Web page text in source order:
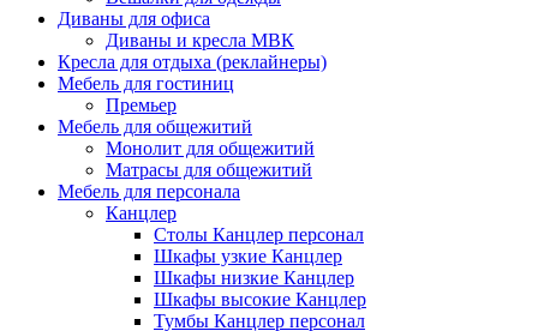
Диваны для офиса
Диваны и кресла МВК
Кресла для отдыха (реклайнеры)
Мебель для гостиниц
Премьер
Мебель для общежитий
Монолит для общежитий
Матрасы для общежитий
Мебель для персонала
Канцлер
Столы Канцлер персонал
Шкафы узкие Канцлер
Шкафы низкие Канцлер
Шкафы высокие Канцлер
Тумбы Канцлер персонал